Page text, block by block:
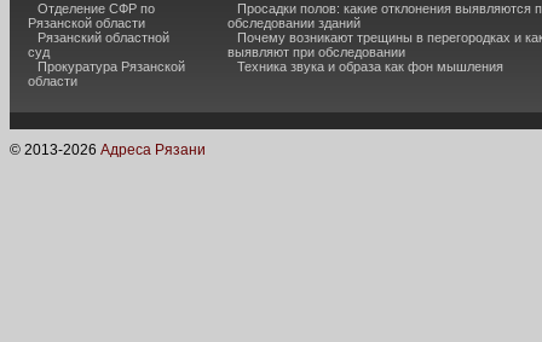
Отделение СФР по
Рязанской области
Рязанский областной
суд
Прокуратура Рязанской
области
Просадки полов: какие отклонения выявляются
обследовании зданий
Почему возникают трещины в перегородках и
выявляют при обследовании
Техника звука и образа как фон мышления
© 2013-2026 Адреса Рязани